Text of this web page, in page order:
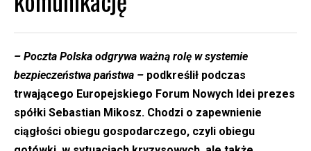
– Poczta Polska odgrywa ważną rolę w systemie
bezpieczeństwa państwa – podkreślił podczas
trwającego Europejskiego Forum Nowych Idei prezes
spółki Sebastian Mikosz. Chodzi o zapewnienie
ciągłości obiegu gospodarczego, czyli obiegu